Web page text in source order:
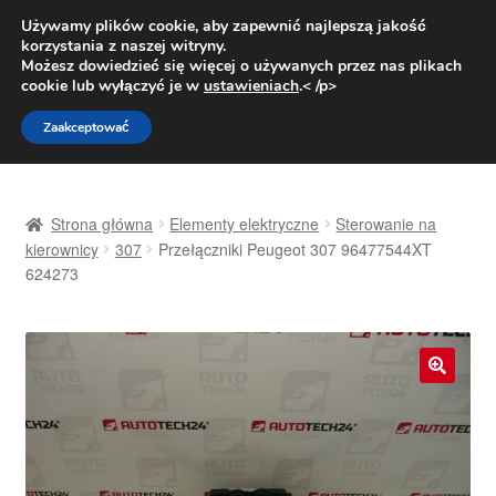
DOSTAWA od 31 zł
Pn.-pt. 9:00-16:00800 003 167
Przejdź
do
nawigacji
Przejdź
do
treści
Dostawa
Moje konto
Strona główna Elementy elektryczne
Sterowanie na
kierownicy
307
Przełączniki Peugeot 307 96477544XT
624273
Używamy plików cookie, aby zapewnić najlepszą jakość
korzystania z naszej witryny.
Możesz dowiedzieć się więcej o używanych przez nas plikach
cookie lub wyłączyć je w ustawieniach.< /p>
Zaakceptować